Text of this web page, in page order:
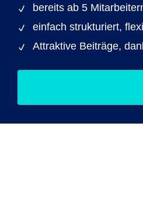
bereits ab 5
einfach strukturiert,
Attraktive Beiträge,